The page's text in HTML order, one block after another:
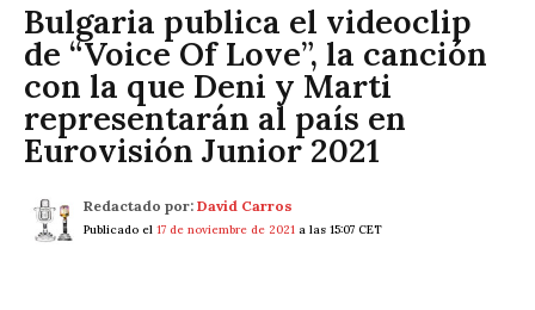
Bulgaria publica el videoclip
de “Voice Of Love”, la canción
con la que Deni y Marti
representarán al país en
Eurovisión Junior 2021
Redactado por: David Carros
Publicado el 17 de noviembre de 2021 a las 15:07 CET